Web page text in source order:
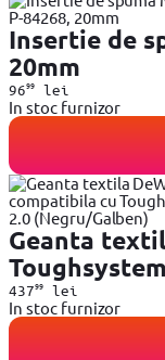
Insertie de
20mm
9699lei
In stoc furnizor
Geanta
43799lei
In stoc furnizor